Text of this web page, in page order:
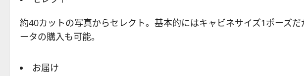
約40カットの写真からセレクト。基本的にはキャビネサイズ1ポーズ
ータの購入も可能。
お届け